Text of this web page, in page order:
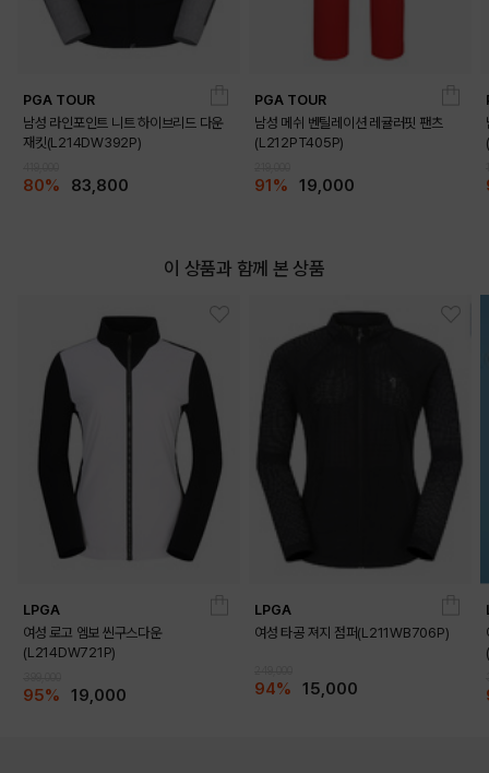
PGA TOUR
남성 라인포인트 니트 하이브리드 다운
재킷(L214DW392P)
80% 83,800
PGA TOUR
남성 메쉬 벤틸레이션 레귤러핏 팬츠
(L212PT405P)
91% 19,000
이 상품과 함께 본 상품
LPGA
여성 로고 엠보 씬구스다운
(L214DW721P)
95% 19,000
LPGA
여성 타공 져지 점퍼(L211WB706P)
94% 15,000